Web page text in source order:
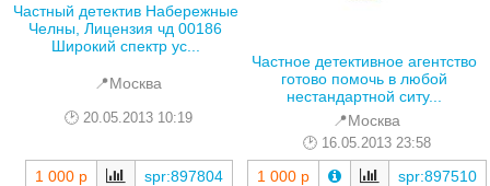
Частный детектив Набережные
Челны, Лицензия чд 00186
Широкий спектр ус...
📍Москва
20.05.2013 10:19
1 000 р spr:897804
Частное детективное агентство
готово помочь в любой
нестандартной ситу...
📍Москва
16.05.2013 23:58
1 000 р spr:897510